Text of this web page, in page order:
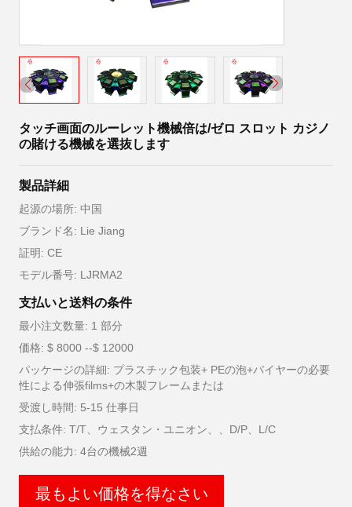
タッチ画面のルーレット機械倍は/ゼロ スロット カジノ
の賭ける機械を選抜します
製品詳細
起源の場所: 中国
ブランド名: Lie Jiang
証明: CE
モデル番号: LJRMA2
支払いと送料の条件
最小注文数量: 1 部分
価格: $ 8000 --$ 12000
パッケージの詳細: プラスチック包装+ PEの泡+バイヤーの必要
性による伸張films+の木製フレームまたは
受渡し時間: 5-15 仕事日
支払条件: T/T、ウェスタン・ユニオン、、D/P、L/C
供給の能力: 4台の機械2週
最もよい価格を得なさい